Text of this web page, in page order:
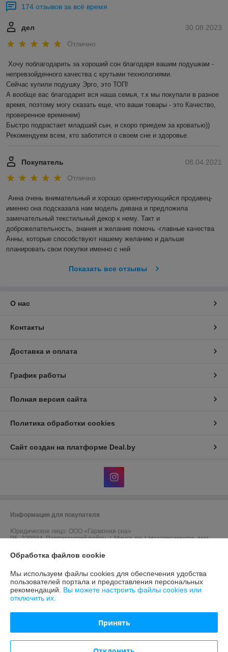
174 отзывов за всё время
30.08.2023
дел
Отлично
Хочу поблагодарить за хороший сон благодаря вашим подушкам -
непревзойденного качества с крутыми технологиями.
Сейчас купили подушку Эрго, это ТОП!
А вообще вас благодарит вся наша семья, т.к мы покупали в разное
время, поэтому могу сказать еще, что ваши товары - это Качество,
проверенное временем)
Быстро подрастает младший сын, и скоро приедем за кроватью))
Рекомендуем всем, кто заботится о своем сне и здоровье.
08.04.2021
Покупатель
Отлично
Анна очень внимательный и хорошо ориентирующийся продавец-
именно она подсказала нам модель дивана и предложила
замечательный текстильный декор к нему. Такт и
доброжелательность, знания и желание помочь -главные качества
Анны, которые способствуют нашему желанию и дальше
планировать свои покупки именно с ней
Показать все отзывы
О нас
Контакты
Доставка и оплата
График работы
Полная версия сайта
Политика обработки cookies
Сайт создан на платформе Deal.by
Информация для покупателя
Юридическое лицо: ООО «Гармония сна»
РБ, 220034, Партизанский район, г. Минск, пр-т Независимости, дом
УНП: 191652262
Регистрационный орган: Минский городской исполнительный комитет
Дата регистрации компании: 30.05.2025
Ссылка на свидетельство/лицензию
Ссылка на свидетельство/лицензию
Обработка файлов cookie
Мы используем файлы cookies для обеспечения удобства
пользователей портала и предоставления персональных
рекомендаций. Вы можете настроить файлы cookies или
отключить их.
Принять